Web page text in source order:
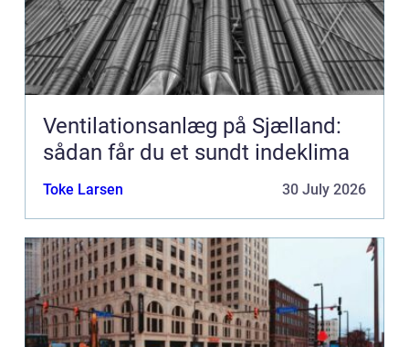
Ventilationsanlæg på Sjælland:
sådan får du et sundt indeklima
Toke Larsen 30 July 2026